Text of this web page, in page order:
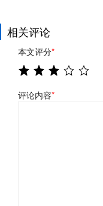
相关评论
本文评分*
评论内容*